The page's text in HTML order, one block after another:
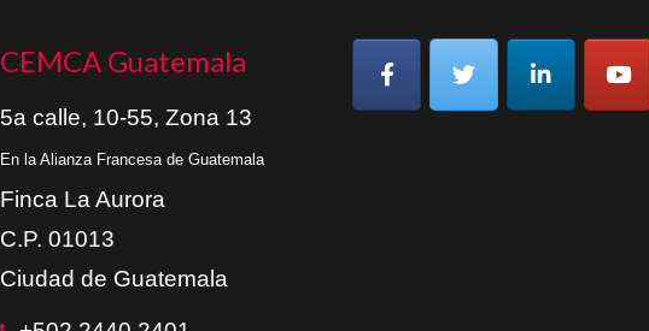
CEMCA Guatemala
5a calle, 10-55, Zona 13
En la Alianza Francesa de Guatemala
Finca La Aurora
C.P. 01013
Ciudad de Guatemala